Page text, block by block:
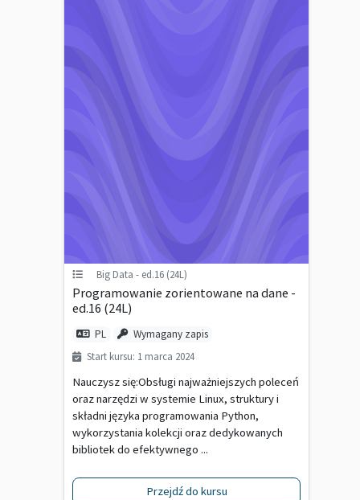
Big Data - ed.16 (24L)
Programowanie zorientowane na dane -
ed.16 (24L)
PL Wymagany zapis
Start kursu: 1 marca 2024
Nauczysz się:Obsługi najważniejszych poleceń
oraz narzędzi w systemie Linux, struktury i
składni języka programowania Python,
wykorzystania kolekcji oraz dedykowanych
bibliotek do efektywnego ...
Przejdź do kursu